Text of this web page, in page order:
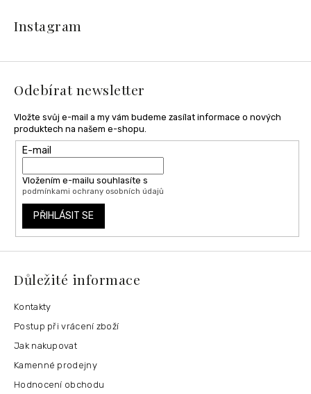
t
Instagram
Odebírat newsletter
Vložte svůj e-mail a my vám budeme zasílat informace o nových
produktech na našem e-shopu.
E-mail
Vložením e-mailu souhlasíte s
podmínkami ochrany osobních údajů
PŘIHLÁSIT SE
Důležité informace
Kontakty
Postup při vrácení zboží
Jak nakupovat
Kamenné prodejny
Hodnocení obchodu